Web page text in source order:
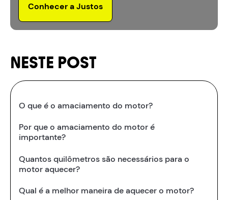
Conhecer a Justos
NESTE POST
O que é o amaciamento do motor?
Por que o amaciamento do motor é
importante?
Quantos quilômetros são necessários para o
motor aquecer?
Qual é a melhor maneira de aquecer o motor?